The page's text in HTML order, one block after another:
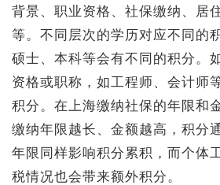
背景、职业资格、社保缴纳、居
等。不同层次的学历对应不同的
硕士、本科等会有不同的积分。
资格或职称，如工程师、会计师
积分。在上海缴纳社保的年限和
缴纳年限越长、金额越高，积分
年限同样影响积分累积，而个体
税情况也会带来额外积分。